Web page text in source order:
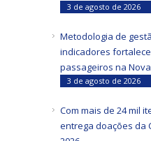
3 de agosto de 2026
Metodologia de
indicadores
passageiros na
3 de agosto de 2026
Com mais de 24 mil
entrega doações da